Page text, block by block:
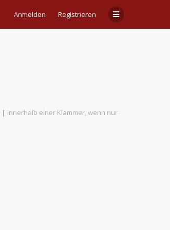
Anmelden Registrieren
| innerhalb einer Klammer, wenn nur